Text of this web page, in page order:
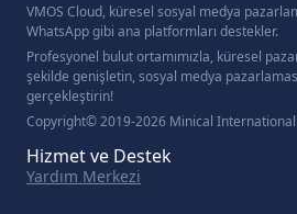
VMOS Cloud, küresel sosyal medya
WhatsApp gibi ana platformları destekler.
Profesyonel bulut ortamımızla, küresel
şekilde genişletin, sosyal medya
gerçekleştirin!
Copyright© 2019-2026 Minical
Hizmet ve Destek
Yardım Merkezi